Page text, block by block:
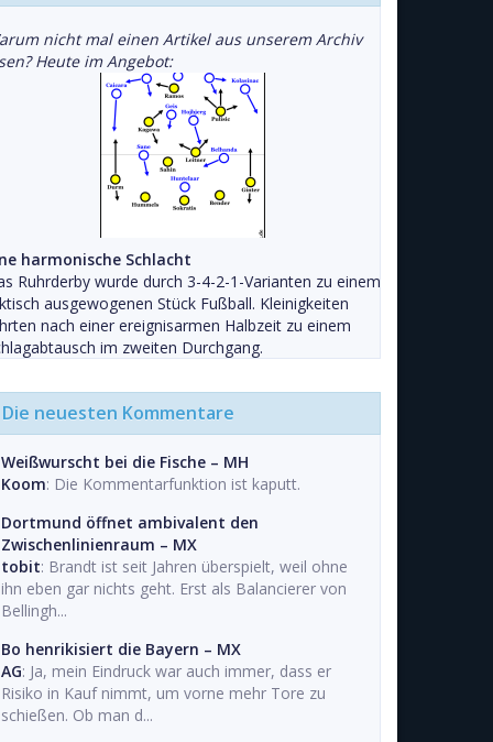
nicht mal einen Artikel aus unserem Archiv
Heute im Angebot:
harmonische Schlacht
Ruhrderby wurde durch 3-4-2-1-Varianten zu einem
ausgewogenen Stück Fußball. Kleinigkeiten
nach einer ereignisarmen Halbzeit zu einem
im zweiten Durchgang.
Die neuesten Kommentare
Weißwurscht bei die Fische – MH
Koom: Die Kommentarfunktion ist kaputt.
Dortmund öffnet ambivalent den
Zwischenlinienraum – MX
tobit: Brandt ist seit Jahren überspielt, weil ohne
ihn eben gar nichts geht. Erst als Balancierer von
Bellingh...
Bo henrikisiert die Bayern – MX
AG: Ja, mein Eindruck war auch immer, dass er
Risiko in Kauf nimmt, um vorne mehr Tore zu
schießen. Ob man d...